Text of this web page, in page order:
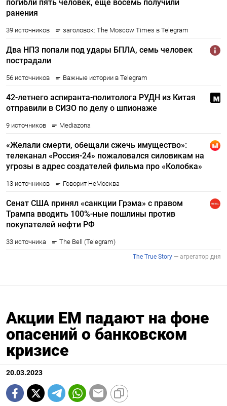
Акции ЕМ падают на фоне
опасений о банковском
кризисе
20.03.2023